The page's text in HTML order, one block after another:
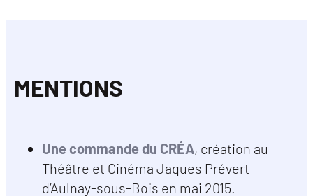
MENTIONS
Une commande du CRÉA, création au
Théâtre et Cinéma Jaques Prévert
d’Aulnay-sous-Bois en mai 2015.